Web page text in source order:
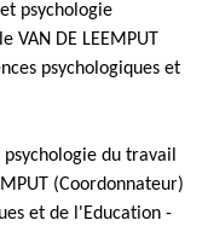
psychologie
VAN DE LEEMPUT
psychologiques et
psychologie du travail
(Coordonnateur)
et de l'Education -